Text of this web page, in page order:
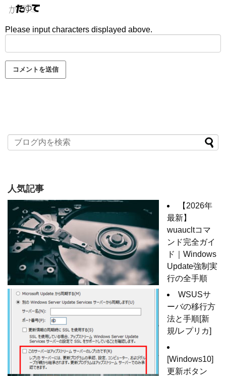
Please input characters displayed above.
人気記事
【2026年
最新】
wuaucltコマ
ンド完全ガイ
ド｜Windows
Update強制実
行の全手順
WSUSサ
ーバの移行方
法と手順[新
規/レプリカ]
[Windows10]
更新ボタン